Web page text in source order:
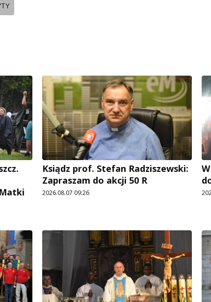
Ksiądz prof. Stefan Radziszewski:
Zapraszam do akcji 50 R
2026.08.07 09:26